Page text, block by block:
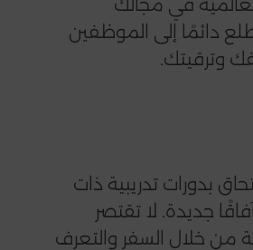
في مجالك
دائمًا إلى الموظفين
وترقيتك.
بدورات تدريبية ذات
جديدة. لا تقتصر
من خلال السفر والتعرف